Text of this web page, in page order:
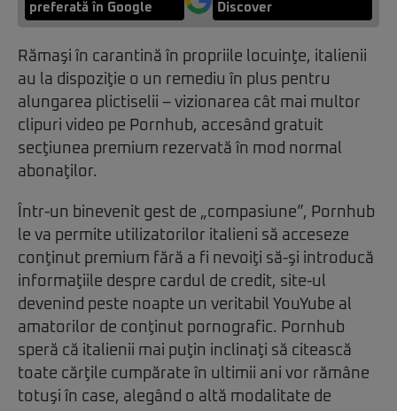
preferată în Google
Discover
Rămaşi în carantină în propriile locuinţe, italienii
au la dispoziţie o un remediu în plus pentru
alungarea plictiselii – vizionarea cât mai multor
clipuri video pe Pornhub, accesând gratuit
secţiunea premium rezervată în mod normal
abonaţilor.
Într-un binevenit gest de „compasiune”, Pornhub
le va permite utilizatorilor italieni să acceseze
conţinut premium fără a fi nevoiţi să-şi introducă
informaţiile despre cardul de credit, site-ul
devenind peste noapte un veritabil YouYube al
amatorilor de conţinut pornografic. Pornhub
speră că italienii mai puţin inclinaţi să citească
toate cărţile cumpărate în ultimii ani vor rămâne
totuşi în case, alegând o altă modalitate de